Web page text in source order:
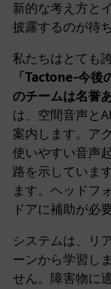
新的な考え方と
披露するのが待
私たちはとても
「Tactone-今後
のチームは名誉
は、空間音声と
案内します。ア
使いやすい音声
路を示していま
ます。ヘッドフ
ドアに補助が必
システムは、リ
ーンから学習し
せん。障害物に